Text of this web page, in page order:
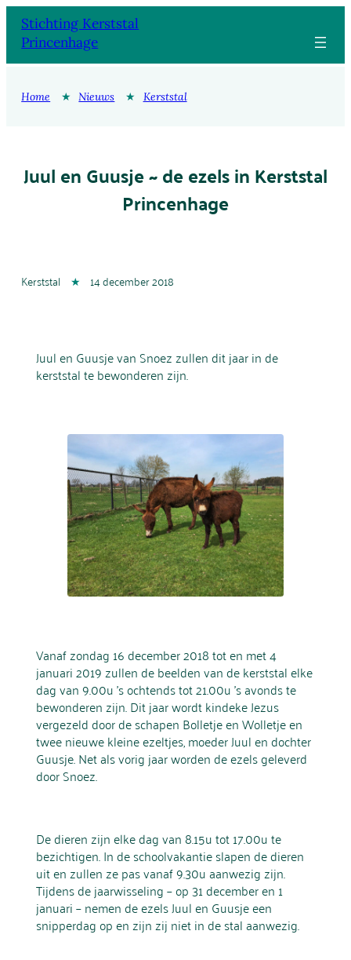
Ga
naar
inhoud
Stichting Kerststal
Princenhage
Home ★ Nieuws ★ Kerststal
Juul en Guusje ~ de ezels in Kerststal
Princenhage
Kerststal ★ 14 december 2018
Juul en Guusje van Snoez zullen dit jaar in de
kerststal te bewonderen zijn.
Vanaf zondag 16 december 2018 tot en met 4
januari 2019 zullen de beelden van de kerststal elke
dag van 9.00u ’s ochtends tot 21.00u ’s avonds te
bewonderen zijn. Dit jaar wordt kindeke Jezus
vergezeld door de schapen Bolletje en Wolletje en
twee nieuwe kleine ezeltjes, moeder Juul en dochter
Guusje. Net als vorig jaar worden de ezels geleverd
door Snoez.
De dieren zijn elke dag van 8.15u tot 17.00u te
bezichtigen. In de schoolvakantie slapen de dieren
uit en zullen ze pas vanaf 9.30u aanwezig zijn.
Tijdens de jaarwisseling – op 31 december en 1
januari – nemen de ezels Juul en Guusje een
snipperdag op en zijn zij niet in de stal aanwezig.